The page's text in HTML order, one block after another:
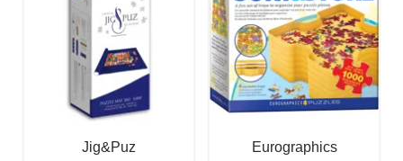
Jig&Puz
Eurographics